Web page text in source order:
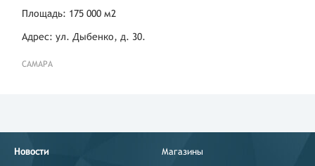
Площадь: 175 000 м2
Адрес: ул. Дыбенко, д. 30.
САМАРА
Новости
Магазины